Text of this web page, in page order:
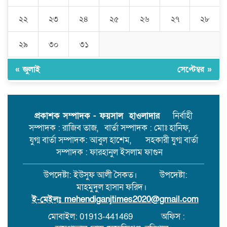
২ নং ওয়ার্ড নয়নপুরে মেম্বার পদে প্রার্থী
হতে মাঠে সক্রিয় তিনি।
নিষেধাজ্ঞা অমান্য করে ঘর নির্মাণ,যে
কোনো সময় ঘটতে পারে বড় রকমের
সংঘর্ষ।
খেলাকে কেন্দ্র করে হাতুড়ি পেটায়
একজন নিহত,ঘাতক আটক
২২ ২৩ ২৪ ২৫ ২৬ ২৭ ২৮
২৯ ৩০ ৩১
« জুলাই সেপ্টেম্বর »
প্রকাশক সম্পাদক - ফয়সাল হাওলাদার
নির্বাহী
সম্পাদক : রাজিব তাজ, বার্তা সম্পাদক : মোঃ হানিফ,
যুগ্ম বার্তা সম্পাদক: আবুল হাশেম, সহকারী যুগ্ম বার্তা
সম্পাদক : ফারহানুল ইসলাম ফাগুন
উপদেষ্টা: ইউসুফ আলী সৈকত। উপদেষ্টা:
মাহমুদুল হাসান ফরিদ।
ই-মেইলঃ mehendiganjtimes2020@gmail.com
মোবাইল: 01913-441469
অফিস :